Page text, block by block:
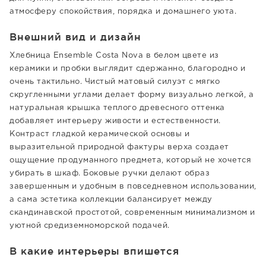
атмосферу спокойствия, порядка и домашнего уюта.
Внешний вид и дизайн
Хлебница Ensemble Costa Nova в белом цвете из
керамики и пробки выглядит сдержанно, благородно и
очень тактильно. Чистый матовый силуэт с мягко
скругленными углами делает форму визуально легкой, а
натуральная крышка теплого древесного оттенка
добавляет интерьеру живости и естественности.
Контраст гладкой керамической основы и
выразительной природной фактуры верха создает
ощущение продуманного предмета, который не хочется
убирать в шкаф. Боковые ручки делают образ
завершенным и удобным в повседневном использовании,
а сама эстетика коллекции балансирует между
скандинавской простотой, современным минимализмом и
уютной средиземноморской подачей.
В какие интерьеры впишется